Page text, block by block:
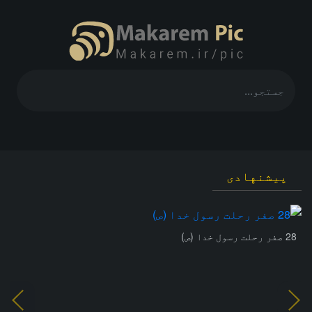
پیشنهادی
28 صفر رحلت رسول خدا (ص)